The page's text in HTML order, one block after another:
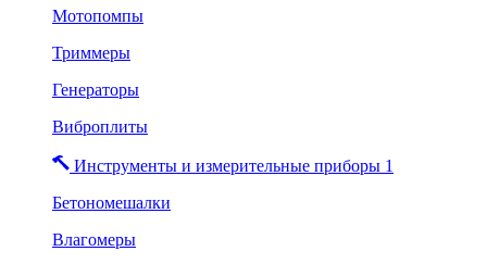
Мотопомпы
Триммеры
Генераторы
Виброплиты
Инструменты и измерительные приборы 1
Бетономешалки
Влагомеры